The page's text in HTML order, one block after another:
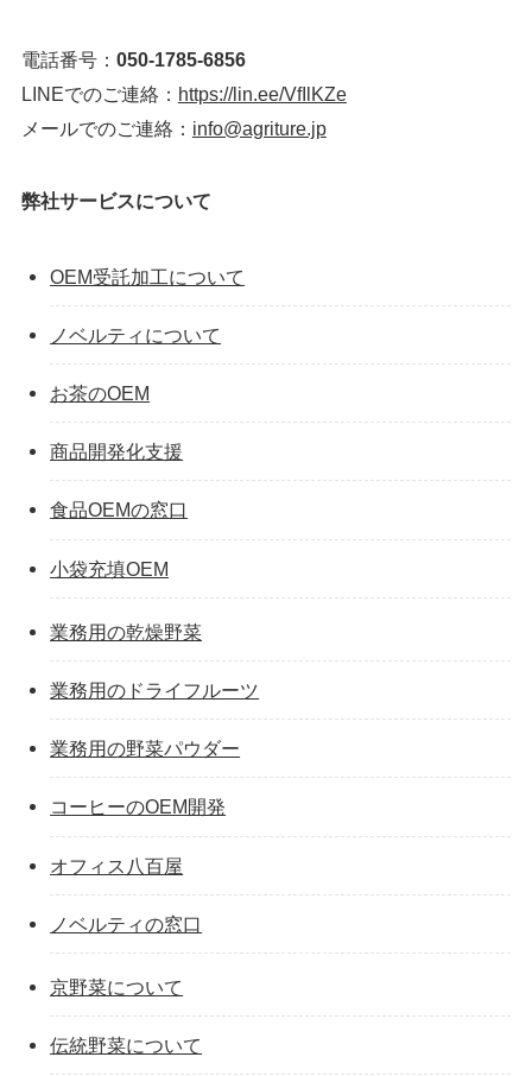
電話番号： 050-1785-6856
LINEでのご連絡： https://lin.ee/VfIlKZe
メールでのご連絡： info@agriture.jp
弊社サービスについて
OEM受託加工について
ノベルティについて
お茶のOEM
商品開発化支援
食品OEMの窓口
小袋充填OEM
業務用の乾燥野菜
業務用のドライフルーツ
業務用の野菜パウダー
コーヒーのOEM開発
オフィス八百屋
ノベルティの窓口
京野菜について
伝統野菜について